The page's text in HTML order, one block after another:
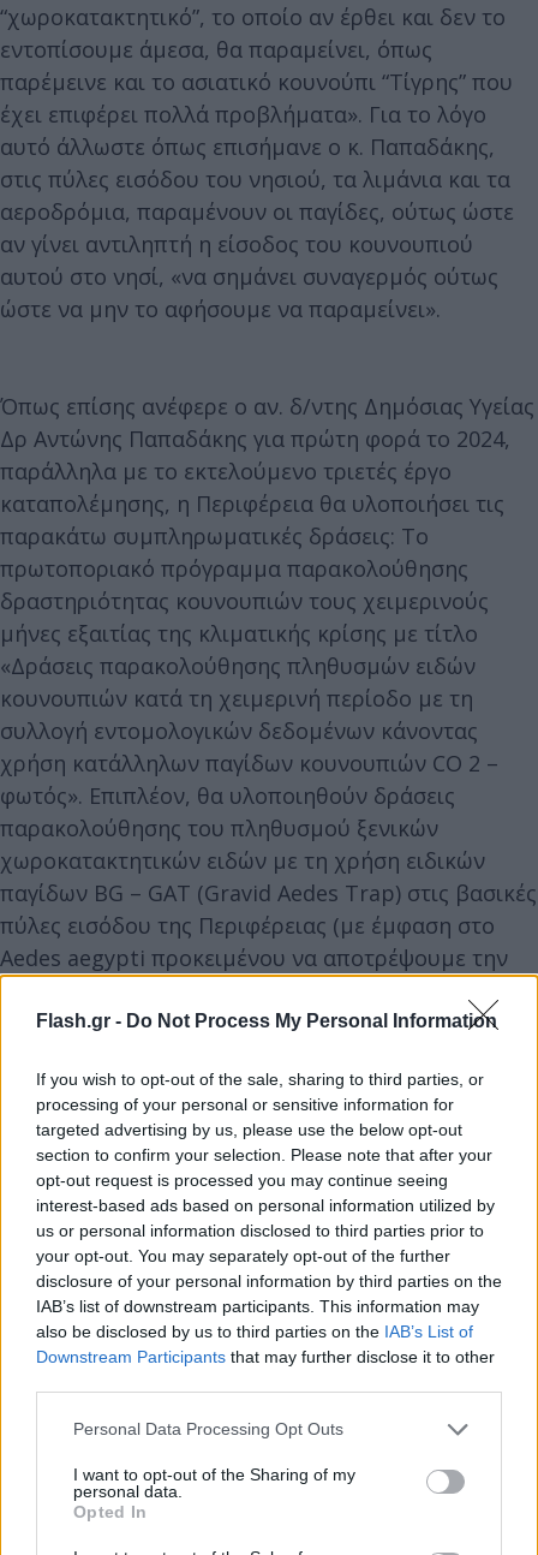
Flash.gr - Do Not Process My Personal Information
If you wish to opt-out of the sale, sharing to third parties, or
processing of your personal or sensitive information for
targeted advertising by us, please use the below opt-out
section to confirm your selection. Please note that after your
opt-out request is processed you may continue seeing
interest-based ads based on personal information utilized by
us or personal information disclosed to third parties prior to
your opt-out. You may separately opt-out of the further
disclosure of your personal information by third parties on the
IAB’s list of downstream participants. This information may
also be disclosed by us to third parties on the IAB’s List of
Downstream Participants that may further disclose it to other
Please note that this website/app uses one or more Google
not limited to your visit or usage behaviour. You may click to
grant or deny consent to Google and its third-party tags to
use your data for below specified purposes in below Google
consent section.
Personal Data Processing Opt Outs
I want to opt-out of the Sharing of my
personal data.
Opted In
“χωροκατακτητικό”, το οποίο αν έρθει και δεν το
εντοπίσουμε άμεσα, θα παραμείνει, όπως
παρέμεινε και το ασιατικό κουνούπι “Τίγρης” που
έχει επιφέρει πολλά προβλήματα». Για το λόγο
αυτό άλλωστε όπως επισήμανε ο κ. Παπαδάκης,
στις πύλες εισόδου του νησιού, τα λιμάνια και τα
αεροδρόμια, παραμένουν οι παγίδες, ούτως ώστε
αν γίνει αντιληπτή η είσοδoς του κουνουπιού
αυτού στο νησί, «να σημάνει συναγερμός ούτως
ώστε να μην το αφήσουμε να παραμείνει».
Όπως επίσης ανέφερε ο αν. δ/ντης Δημόσιας Υγείας
Δρ Αντώνης Παπαδάκης για πρώτη φορά το 2024,
παράλληλα με το εκτελούμενο τριετές έργο
καταπολέμησης, η Περιφέρεια θα υλοποιήσει τις
παρακάτω συμπληρωματικές δράσεις: Το
πρωτοποριακό πρόγραμμα παρακολούθησης
δραστηριότητας κουνουπιών τους χειμερινούς
μήνες εξαιτίας της κλιματικής κρίσης με τίτλο
«Δράσεις παρακολούθησης πληθυσμών ειδών
κουνουπιών κατά τη χειμερινή περίοδο με τη
συλλογή εντομολογικών δεδομένων κάνοντας
χρήση κατάλληλων παγίδων κουνουπιών CO 2 –
φωτός». Επιπλέον, θα υλοποιηθούν δράσεις
παρακολούθησης του πληθυσμού ξενικών
χωροκατακτητικών ειδών με τη χρήση ειδικών
παγίδων BG – GAT (Gravid Aedes Trap) στις βασικές
πύλες εισόδου της Περιφέρειας (με έμφαση στο
Aedes aegypti προκειμένου να αποτρέψουμε την
επιδημιολογικού κινδύνου πιθανής εγχώριας
δημογραφικών ή και άλλων κρίσιμων στοιχείων σε
περιοχές όπου διαμένουν και εργάζονται εργάτες
γης, όπως και δράσεις αξιολόγησης σε τοπικό
επίπεδο της παραγωγικότητας του δικτύου
ανθρωπογενών λυμάτων, με τη συλλογή
δεδομένων ποιοτικού χαρακτήρα που αφορούν τη
διαχείριση των ανθρωπογενών εστιών
αναπαραγωγής κουνουπιών στο αστικό σύστημα
(με έμφαση στην καταγραφή των σηπτικών
«Με την υλοποίηση όλων αυτών των δράσεων, η
Περιφέρεια Κρήτης στοχεύει στην ενίσχυση των